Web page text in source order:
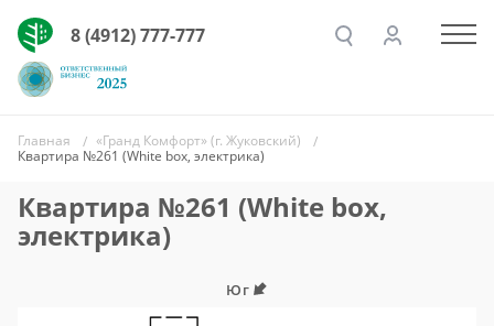
8 (4912) 777-777
Главная
«Гранд Комфорт» (г. Жуковский)
Квартира №261 (White box, электрика)
Квартира №261 (White box,
электрика)
Юг